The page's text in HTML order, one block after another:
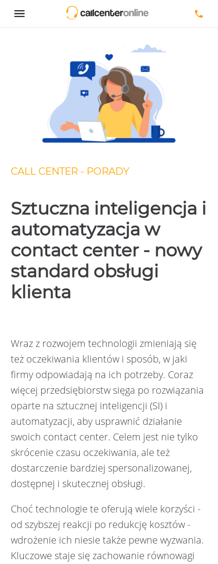
CALL CENTER - PORADY
Sztuczna inteligencja i
automatyzacja w
contact center - nowy
standard obsługi
klienta
Wraz z rozwojem technologii zmieniają się
też oczekiwania klientów i sposób, w jaki
firmy odpowiadają na ich potrzeby. Coraz
więcej przedsiębiorstw sięga po rozwiązania
oparte na sztucznej inteligencji (SI) i
automatyzacji, aby usprawnić działanie
swoich contact center. Celem jest nie tylko
skrócenie czasu oczekiwania, ale też
dostarczenie bardziej spersonalizowanej,
dostępnej i skutecznej obsługi.
Choć technologie te oferują wiele korzyści -
od szybszej reakcji po redukcję kosztów -
wdrożenie ich niesie także pewne wyzwania.
Kluczowe staje się zachowanie równowagi